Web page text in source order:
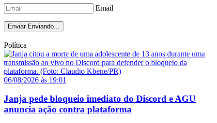
Email
Enviar Enviando...
Política
06/08/2026 às 19:01
Janja pede bloqueio imediato do Discord e AGU
anuncia ação contra plataforma